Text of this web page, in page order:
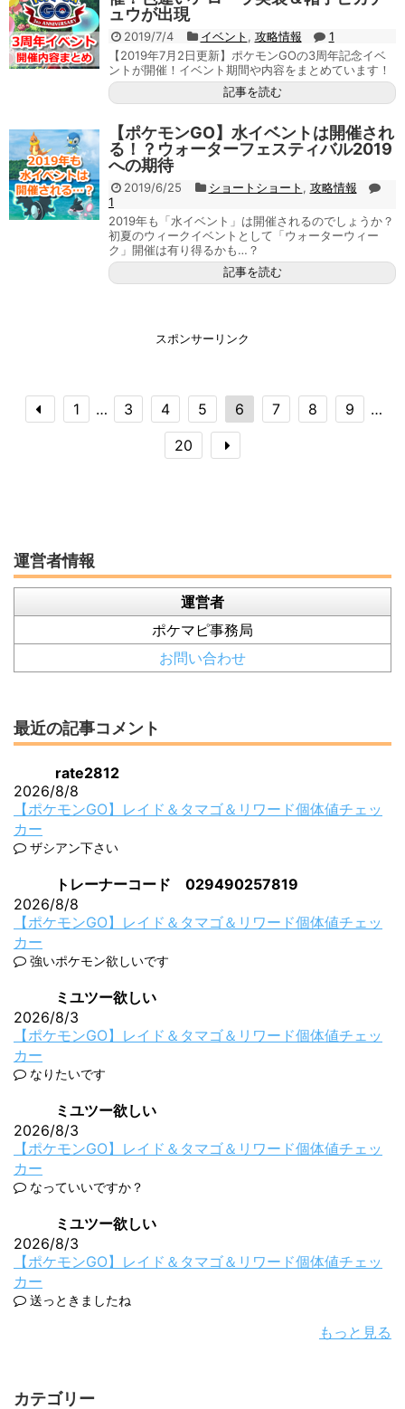
ュウが出現
2019/7/4 イベント , 攻略情報
1
【2019年7月2日更新】ポケモンGOの3周年記念イベ
ントが開催！イベント期間や内容をまとめています！
記事を読む
【ポケモンGO】水イベントは開催され
る！？ウォーターフェスティバル2019
への期待
2019/6/25 ショートショート , 攻略情報
1
2019年も「水イベント」は開催されるのでしょうか？
初夏のウィークイベントとして「ウォーターウィー
ク」開催は有り得るかも…？
記事を読む
スポンサーリンク
1 … 3 4 5 6 7 8 9
…
20
運営者情報
運営者
ポケマピ事務局
お問い合わせ
最近の記事コメント
rate2812
2026/8/8
【ポケモンGO】レイド＆タマゴ＆リワード個体値チェッ
カー
ザシアン下さい
トレーナーコード 029490257819
2026/8/8
【ポケモンGO】レイド＆タマゴ＆リワード個体値チェッ
カー
強いポケモン欲しいです
ミユツー欲しい
2026/8/3
【ポケモンGO】レイド＆タマゴ＆リワード個体値チェッ
カー
なりたいです
ミユツー欲しい
2026/8/3
【ポケモンGO】レイド＆タマゴ＆リワード個体値チェッ
カー
なっていいですか？
ミユツー欲しい
2026/8/3
【ポケモンGO】レイド＆タマゴ＆リワード個体値チェッ
カー
送っときましたね
もっと見る
カテゴリー